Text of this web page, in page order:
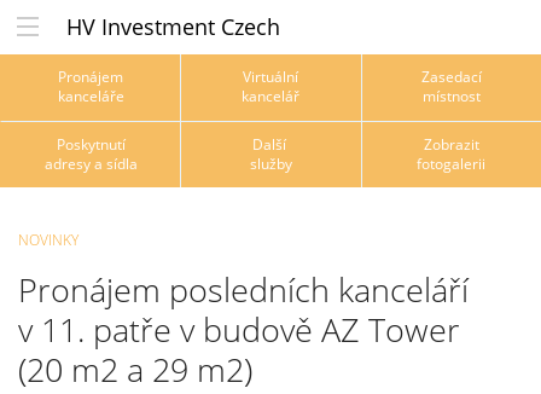
HV Investment Czech
Pronájem
kanceláře
Virtuální
kancelář
Zasedací
místnost
Poskytnutí
adresy a sídla
Další
služby
Zobrazit
fotogalerii
NOVINKY
Pronájem posledních kanceláří
v 11. patře v budově AZ Tower
(20 m2 a 29 m2)